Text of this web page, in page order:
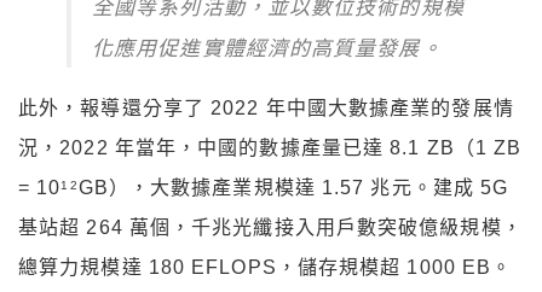
化應用促進實體經濟的高質量發展。
此外，報導還分享了 2022 年中國大數據產業的發展情
況，2022 年當年，中國的數據產量已達 8.1 ZB（1 ZB
= 1012GB），大數據產業規模達 1.57 兆元。建成 5G
基站超 264 萬個，千兆光纖接入用戶數突破億級規模，
總算力規模達 180 EFLOPS，儲存規模超 1000 EB。